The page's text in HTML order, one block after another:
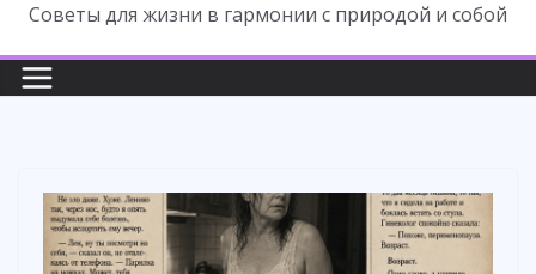
Cоветы для жизни в гармонии с природой и собой